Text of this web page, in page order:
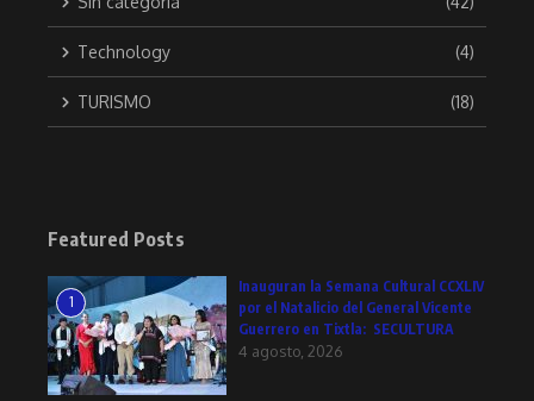
Technology (4)
TURISMO (18)
Featured Posts
1
Inauguran la Semana Cultural CCXLIV
por el Natalicio del General Vicente
Guerrero en Tixtla: SECULTURA
4 agosto, 2026